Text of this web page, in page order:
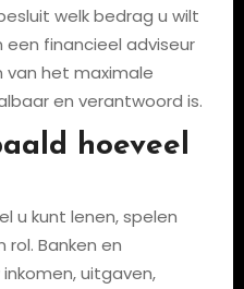
welk bedrag u wilt
financieel adviseur
van het maximale
en verantwoord is.
hoeveel
u kunt lenen, spelen
Banken en
uitgaven,